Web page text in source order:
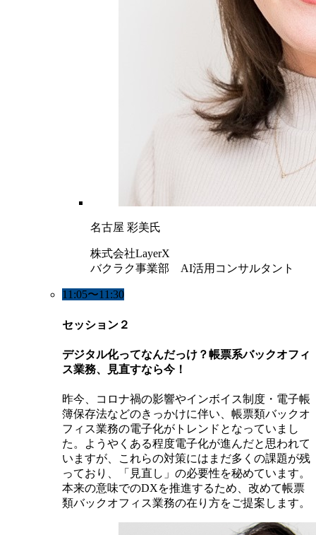
名古屋 彩美氏
株式会社LayerX
バクラク事業部 AI活用コンサルタント
11:05〜11:30
セッション２
デジタル化ってなんだっけ？帳票系バックオフィ
ス業務、見直すなら今！
昨今、コロナ禍の影響やインボイス制度・電子帳
簿保存法などのきっかけに伴い、帳票類バックオ
フィス業務の電子化がトレンドとなっていまし
た。ようやくある程度電子化が進んだと思われて
いますが、これらの対策にはまだ多くの課題が残
っており、「見直し」の必要性を秘めています。
本来の意味でのDXを推進するため、改めて帳票
類バックオフィス業務の在り方をご提案します。